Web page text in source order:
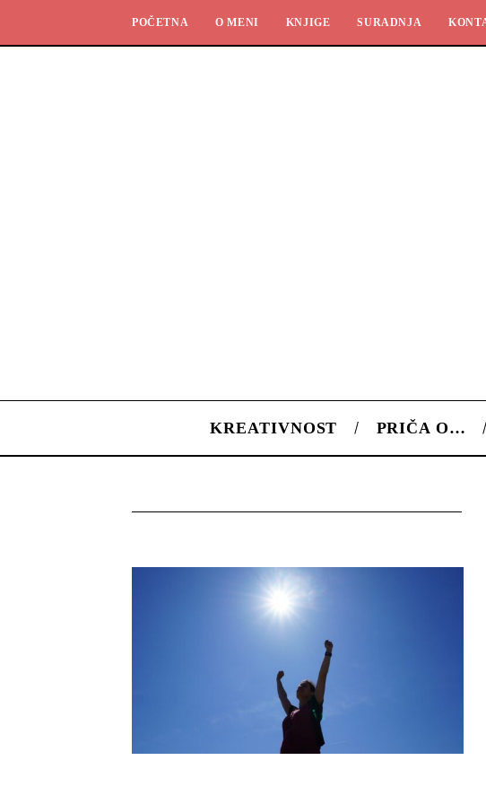
POČETNA O MENI KNJIGE SURADNJA
KREATIVNOST PRIČA O…